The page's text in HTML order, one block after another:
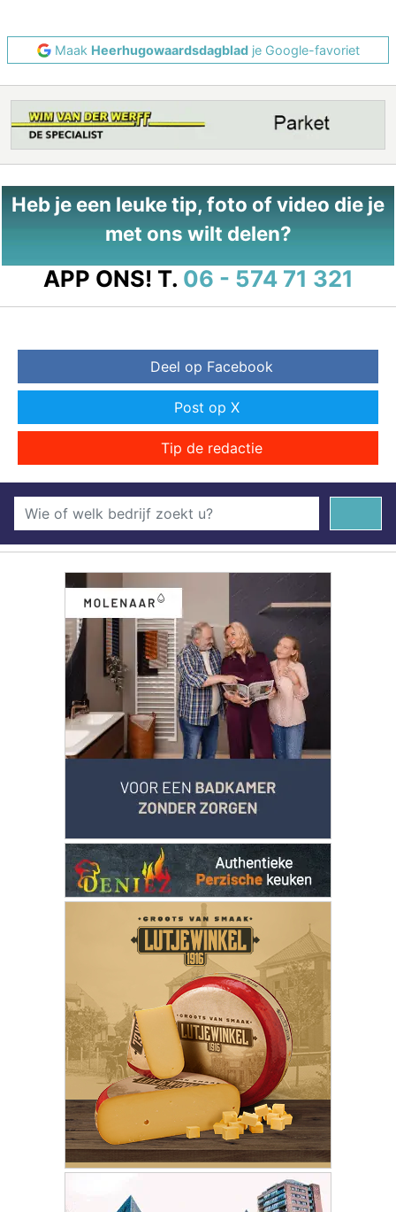
Maak Heerhugowaardsdagbladje Google-favoriet
Heb je een leuke tip, foto of video die je
met ons wilt delen?
APP ONS! T. 06 - 574 71 321
Deel op Facebook
Post op X
Tip de redactie